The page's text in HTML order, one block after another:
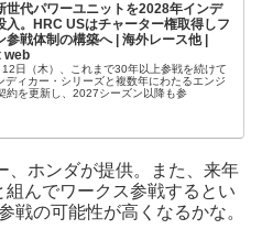
世代パワーユニットを2028年インデ
入。HRC USはチャーター権取得しフ
参戦体制の構築へ | 海外レース他 |
web
日（木）、これまで30年以上参戦を続けて
ディカー・シリーズと複数年にわたるエンジ
約を更新し、2027シーズン以降も参
、ホンダが提供。また、来年
んでワークス参戦するとい
戦の可能性が高くなるかな。